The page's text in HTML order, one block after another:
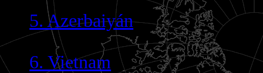
5. Azerbaiyán
6. Vietnam